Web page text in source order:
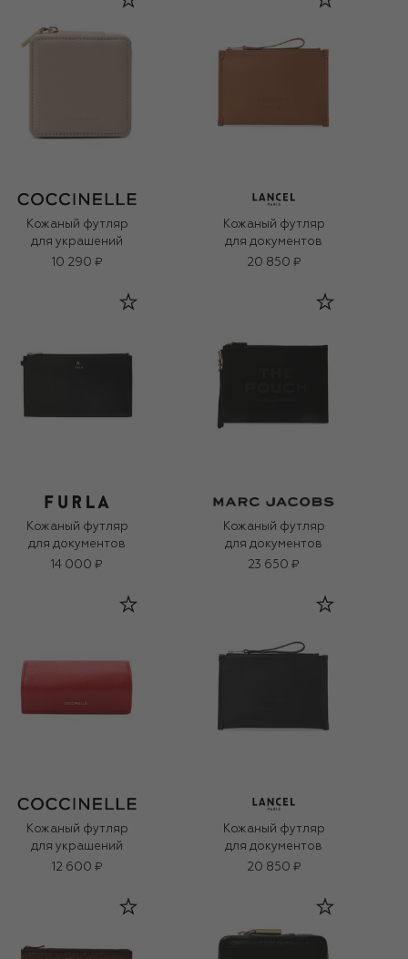
Кожаный футляр
для украшений
10 290 ₽
Кожаный футляр
для документов
20 850 ₽
Кожаный футляр
для документов
14 000 ₽
Кожаный футляр
для документов
23 650 ₽
Кожаный футляр
для украшений
12 600 ₽
Кожаный футляр
для документов
20 850 ₽